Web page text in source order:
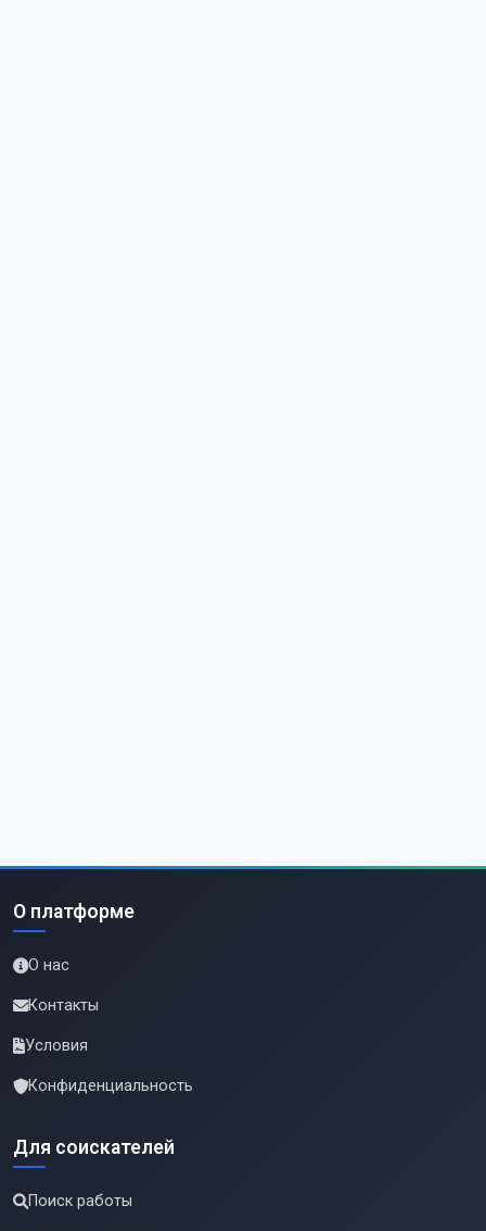
О платформе
О нас
Контакты
Условия
Конфиденциальность
Для соискателей
Поиск работы